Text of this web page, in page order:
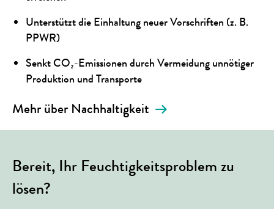
Unterstützt die Einhaltung neuer Vorschriften (z. B.
PPWR)
Senkt CO₂-Emissionen durch Vermeidung unnötiger
Produktion und Transporte
Mehr über Nachhaltigkeit
Bereit, Ihr Feuchtigkeitsproblem zu
lösen?